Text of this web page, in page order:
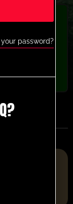
AÑO 2025
password?